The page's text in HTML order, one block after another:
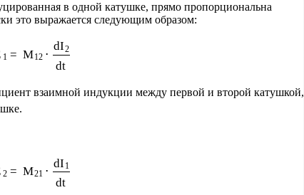
в одной катушке, прямо пропорциональна
это выражается следующим образом:
2d
взаимной индукции между первой и второй катушкой,
1